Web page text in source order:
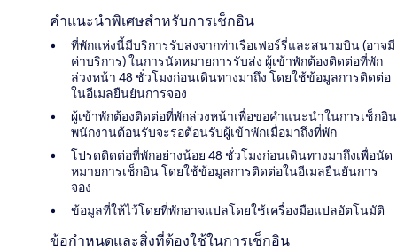
คำแนะนำพิเศษสำหรับการเช็กอิน
ที่พักแห่งนี้มีบริการรับส่งจากท่าเรือเฟอร์รี่และสนามบิน (อาจมี
ค่าบริการ) ในการนัดหมายการรับส่ง ผู้เข้าพักต้องติดต่อที่พัก
ล่วงหน้า 48 ชั่วโมงก่อนเดินทางมาถึง โดยใช้ข้อมูลการติดต่อ
ในอีเมลยืนยันการจอง
ผู้เข้าพักต้องติดต่อที่พักล่วงหน้าเพื่อขอคำแนะนำในการเช็กอิน
พนักงานต้อนรับจะรอต้อนรับผู้เข้าพักเมื่อมาถึงที่พัก
โปรดติดต่อที่พักอย่างน้อย 48 ชั่วโมงก่อนเดินทางมาถึงเพื่อนัด
หมายการเช็กอิน โดยใช้ข้อมูลการติดต่อในอีเมลยืนยันการ
จอง
ข้อมูลที่ให้ไว้โดยที่พักอาจแปลโดยใช้เครื่องมือแปลอัตโนมัติ
ข้อกำหนดและสิ่งที่ต้องใช้ในการเช็กอิน